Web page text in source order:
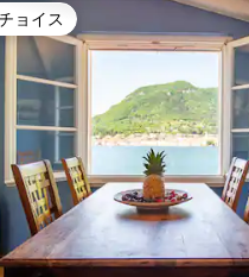
ストチョイスです。
ョイス